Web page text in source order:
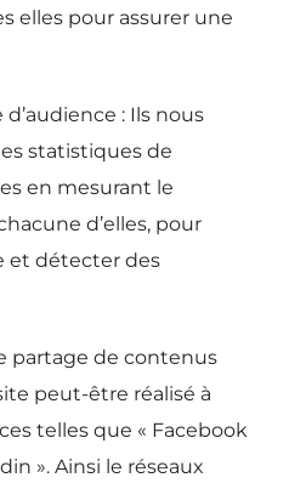
elles pour assurer une
: Ils nous
statistiques de
en mesurant le
d’elles, pour
et détecter des
partage de contenus
peut-être réalisé à
telles que « Facebook
». Ainsi le réseaux